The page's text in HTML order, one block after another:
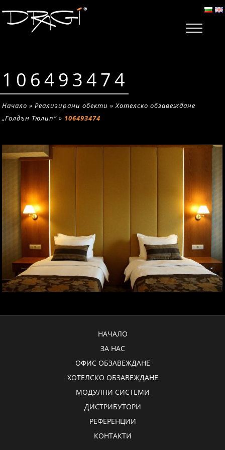
106493474
Начало »Реализирани обекти »Хотелско обзавеждане
„Голдън Тюлип“ » 106493474
НАЧАЛО
ЗА НАС
ОФИС ОБЗАВЕЖДАНЕ
ХОТЕЛСКО ОБЗАВЕЖДАНЕ
МОДУЛНИ СИСТЕМИ
ДИСТРИБУТОРИ
РЕФЕРЕНЦИИ
КОНТАКТИ